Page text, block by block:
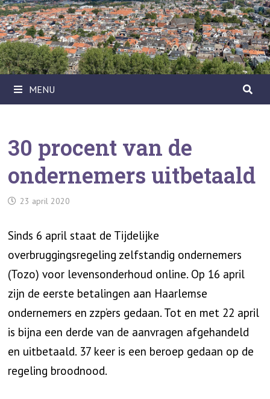
Ga
naar
de
inhoud
MENU
30 procent van de
ondernemers uitbetaald
23 april 2020
Sinds 6 april staat de Tijdelijke
overbruggingsregeling zelfstandig ondernemers
(Tozo) voor levensonderhoud online. Op 16 april
zijn de eerste betalingen aan Haarlemse
ondernemers en zzp’ers gedaan. Tot en met 22 april
is bijna een derde van de aanvragen afgehandeld
en uitbetaald. 37 keer is een beroep gedaan op de
regeling broodnood.